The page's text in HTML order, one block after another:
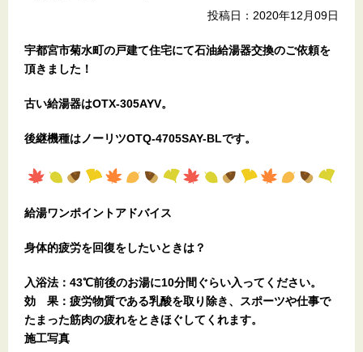
投稿日：2020年12月09日
宇都宮市菊水町の戸建て住宅にて石油給湯器交換のご依頼を
頂きました！
古い給湯器はOTX-305AYV。
後継機種はノーリツOTQ-4705SAY-BLです。
給湯ワンポイントアドバイス
身体的疲労を回復をしたいときは？
入浴法：43℃前後のお湯に10分間ぐらい入ってください。
効 果：疲労物質である乳酸を取り除き、スポーツや仕事で
たまった筋肉の疲れをときほぐしてくれます。
施工写真